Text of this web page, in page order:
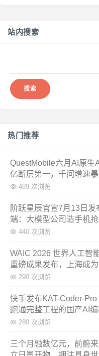
站内搜索
热门推荐
QuestMobile六月AI原生
亿断层第一，千问增速
489 次浏览
阶跃星辰官宣7月13日
端：大模型公司造手机
440 次浏览
WAIC 2026 世界人工智
重磅成果发布，上海成
290 次浏览
快手发布KAT-Coder-
跑通完整工程的国产AI
280 次浏览
三个月融数亿元，前蔚